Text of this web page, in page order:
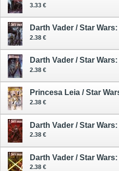
3.33 €
Darth Vader / Star
2.38 €
Darth Vader / Star
2.38 €
2.38 €
Darth Vader / Star
2.38 €
Darth Vader / Star
2.38 €